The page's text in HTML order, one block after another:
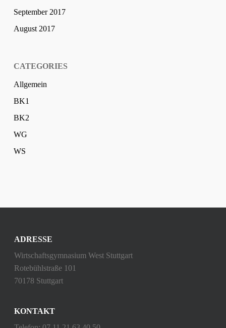
September 2017
August 2017
CATEGORIES
Allgemein
BK1
BK2
WG
WS
ADRESSE
Wirtschaftsgymnasium West Stuttgart
Rotebühlstraße 101
70178 Stuttgart
KONTAKT